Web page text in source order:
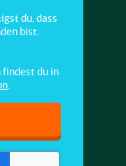
du, dass
bist.
findest du in